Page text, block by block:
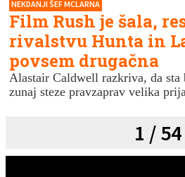
NEKDANJI ŠEF MCLARNA
Film Rush je šala,
rivalstvu Hunta in
povsem drugačna
Alastair Caldwell razkriva, da sta
zunaj steze pravzaprav velika
1 / 54